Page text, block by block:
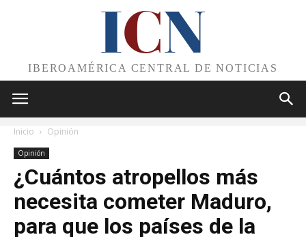
ICN
IBEROAMÉRICA CENTRAL DE NOTICIAS
Inicio Opinión
Opinión
¿Cuántos atropellos más
necesita cometer Maduro,
para que los países de la